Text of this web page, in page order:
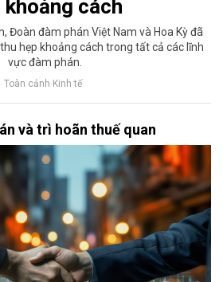
khoảng cách
Đoàn đàm phán Việt Nam và Hoa Kỳ đã
hẹp khoảng cách trong tất cả các lĩnh
vực đàm phán.
Toàn cảnh Kinh tế
và trì hoãn thuế quan